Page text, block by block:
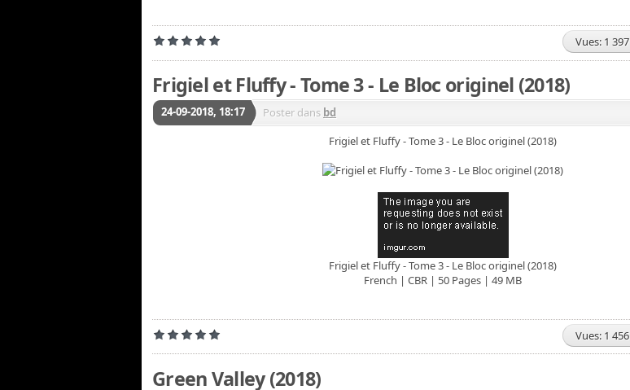
Vues: 1 397
Frigiel et Fluffy - Tome 3 - Le Bloc originel (2018)
24-09-2018, 18:17 Poster dans bd
Frigiel et Fluffy - Tome 3 - Le Bloc originel (2018)
Frigiel et Fluffy - Tome 3 - Le Bloc originel (2018)
French | CBR | 50 Pages | 49 MB
Vues: 1 456
Green Valley (2018)